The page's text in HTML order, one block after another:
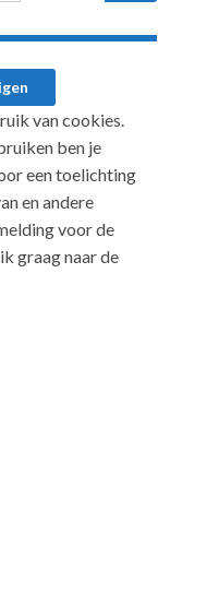
van cookies.
ben je
een toelichting
en andere
voor de
graag naar de